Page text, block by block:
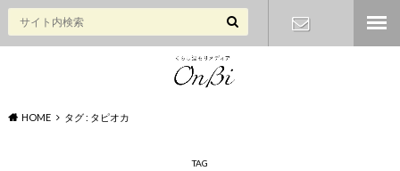
HOME タグ : タピオカ
TAG